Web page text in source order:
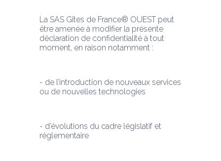
La SAS Gîtes de France® OUEST peut
être amenée à modifier la présente
déclaration de confidentialité à tout
moment, en raison notamment :
- de l’introduction de nouveaux services
ou de nouvelles technologies
- d’évolutions du cadre législatif et
réglementaire